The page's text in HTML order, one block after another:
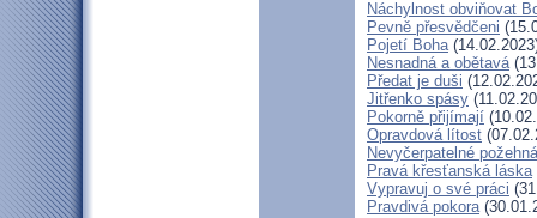
Náchylnost obviňovat
Pevně přesvědčeni
Pojetí Boha
Nesnadná a obětavá
Předat je duši
Jitřenko spásy
Pokorně přijímají
Opravdová lítost
Nevyčerpatelné
Pravá křesťanská láska
Vypravuj o své práci
Pravdivá pokora